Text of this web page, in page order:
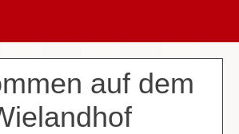
auf dem